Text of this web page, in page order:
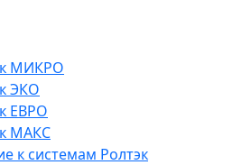
МИКРО
ЭКО
ЕВРО
МАКС
к системам Ролтэк